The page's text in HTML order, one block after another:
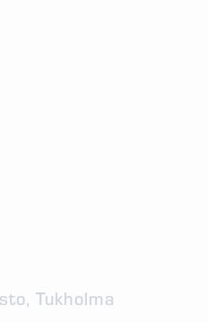
Tukholma